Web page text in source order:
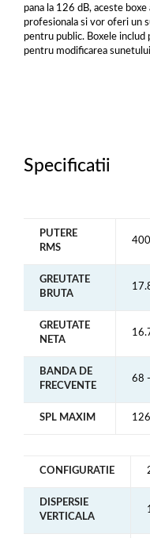
pana la 126 dB, aceste
profesionala si vor oferi un
pentru public. Boxele
pentru modificarea
Specificatii
PUTERE
RMS
GREUTATE
BRUTA
GREUTATE
NETA
BANDA DE
FRECVENTE
68
SPL MAXIM
CONFIGURATIE
DISPERSIE
VERTICALA